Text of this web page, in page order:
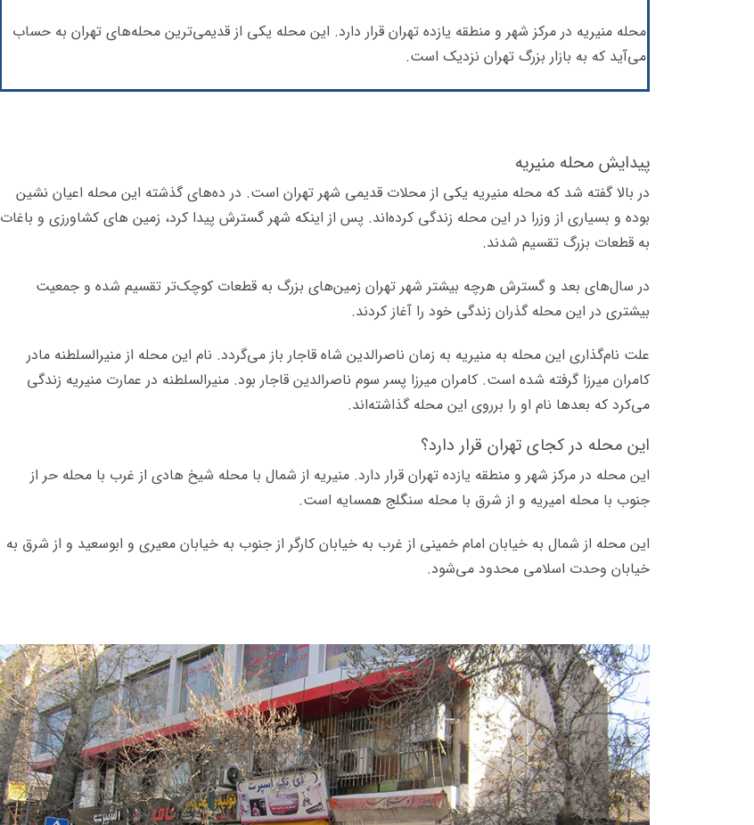
محله منیریه در مرکز شهر و منطقه یازده تهران قرار دارد. این محله یکی از قدیمی‌ترین محله‌های تهران به حساب
می‌آید که به بازار بزرگ تهران نزدیک است.
پیدایش محله منیریه
در بالا گفته شد که محله منیریه یکی از محلات قدیمی شهر تهران است. در ده‌های گذشته این محله اعیان نشین
بوده و بسیاری از وزرا در این محله زندگی کرده‌اند. پس از اینکه شهر گسترش پیدا کرد، زمین های کشاورزی و باغات
به قطعات بزرگ تقسیم شدند.
در سال‌های بعد و گسترش هرچه بیشتر شهر تهران زمین‌های بزرگ به قطعات کوچک‌تر تقسیم شده و جمعیت
بیشتری در این محله گذران زندگی خود را آغاز کردند.
علت نام‌گذاری این محله به منیریه به زمان ناصرالدین شاه قاجار باز می‌گردد. نام این محله از منیرالسلطنه مادر
کامران میرزا گرفته شده است. کامران میرزا پسر سوم ناصرالدین قاجار بود. منیرالسلطنه در عمارت منیریه زندگی
می‌کرد که بعد‌ها نام او را برروی این محله گذاشته‌اند.
این محله در کجای تهران قرار دارد؟
این محله در مرکز شهر و منطقه یازده تهران قرار دارد. منیریه از شمال با محله شیخ هادی از غرب با محله حر از
جنوب با محله امیریه و از شرق با محله سنگلج همسایه است.
این محله از شمال به خیابان امام خمینی از غرب به خیابان کارگر از جنوب به خیابان معیری و ابوسعید و از شرق به
خیابان وحدت اسلامی محدود می‌شود.